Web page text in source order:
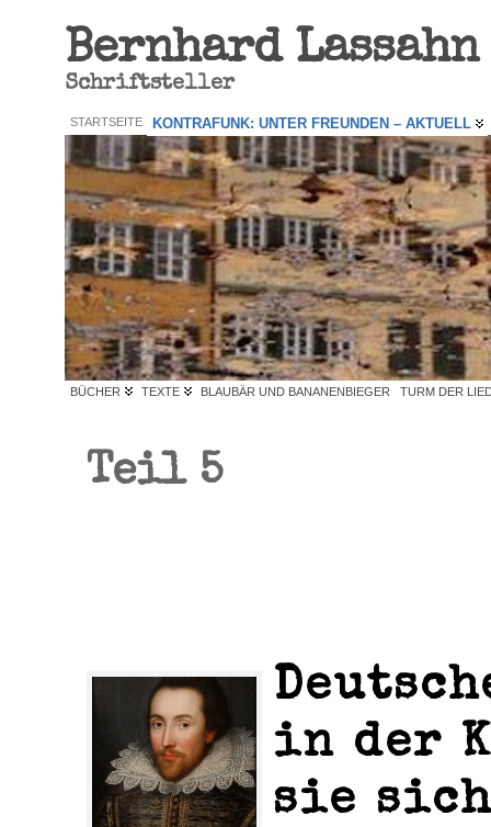
Bernhard Lassahn
Schriftsteller
STARTSEITE KONTRAFUNK: UNTER FREUNDEN – AKTUELL
BÜCHER TEXTE BLAUBÄR UND BANANENBIEGER TURM DER
Teil 5
in der
sie